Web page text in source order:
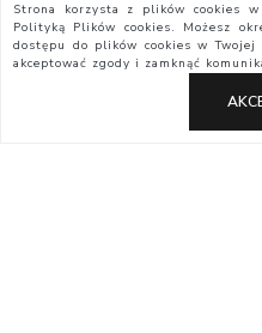
Strona korzysta z plików cookies
Polityką Plików cookies. Możesz
dostępu do plików cookies w
akceptować zgody i zamknąć